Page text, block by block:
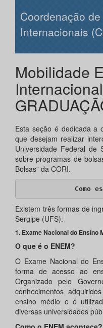
Coordenação
Internacionais
Mobilidade
Esta seção é dedicada a
que desejam realizar
Universidade Federal de
sobre programas de
Bolsas” da CORI.
Como
Existem três formas de
Sergipe (UFS):
1. Exame Nacional do Ensino
O que é o ENEM?
O Exame Nacional do
forma de acesso ao
Organizado pelo
conhecimentos
ensino médio e é
diversas universidades